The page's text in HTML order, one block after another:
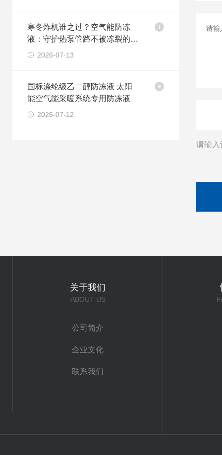
寒冬炸机谁之过？空气能防冻
液：守护热泵管路不被冻裂的最
后一道防线
2026-07-13
国标涤纶级乙二醇防冻液 太阳
能空气能采暖系统专用防冻液
2026-07-12
请输入
关于我们
ABOUT US
公司简介
企业文化
联系我们